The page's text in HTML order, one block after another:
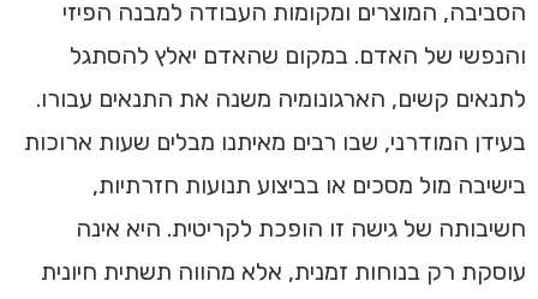
הסביבה, המוצרים ומקומות העבודה למבנה הפיזי
והנפשי של האדם. במקום שהאדם יאלץ להסתגל
לתנאים קשים, הארגונומיה משנה את התנאים עבורו.
בעידן המודרני, שבו רבים מאיתנו מבלים שעות ארוכות
בישיבה מול מסכים או בביצוע תנועות חזרתיות,
חשיבותה של גישה זו הופכת לקריטית. היא אינה
עוסקת רק בנוחות זמנית, אלא מהווה תשתית חיונית